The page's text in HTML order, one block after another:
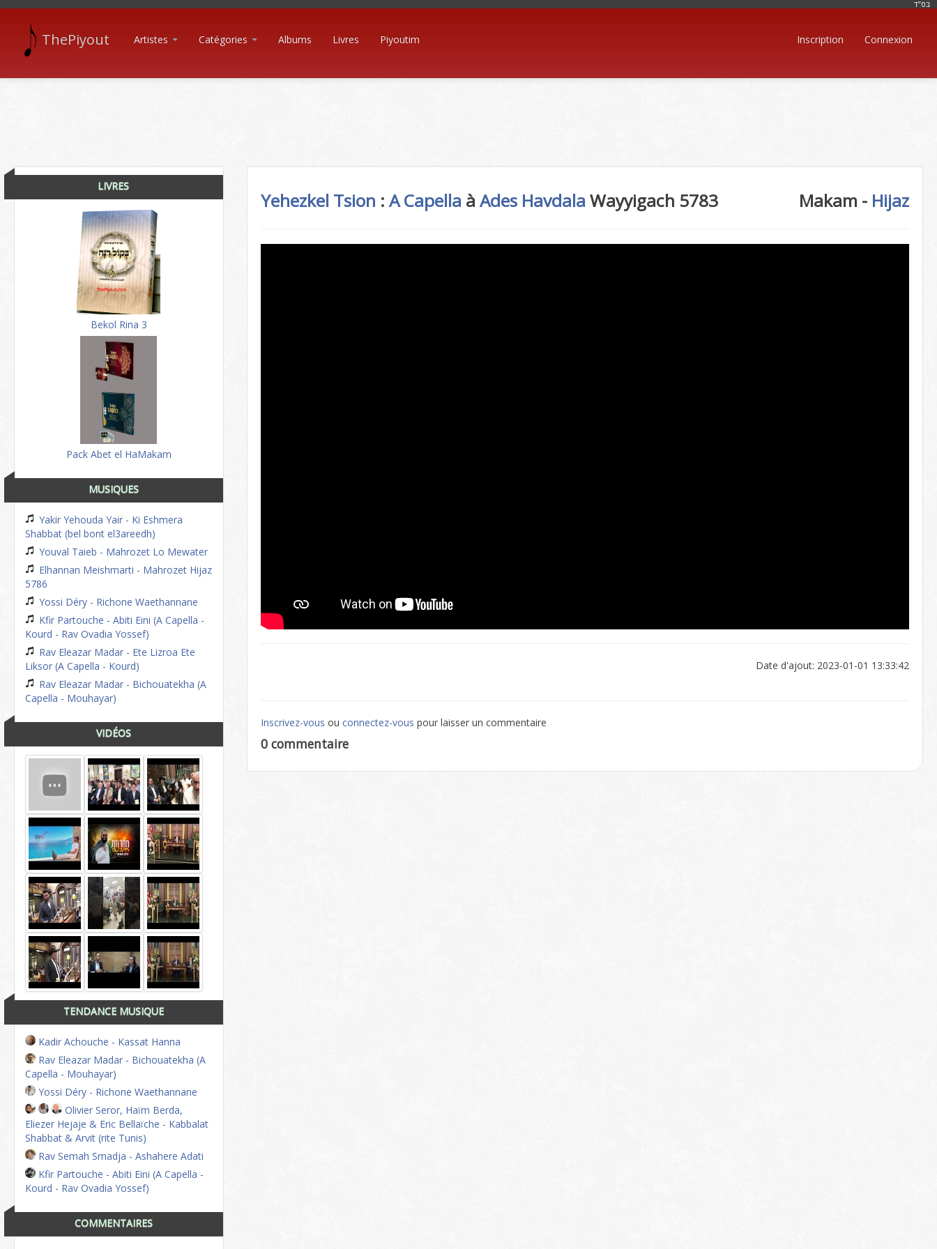
בּס"ד
ThePiyout Artistes Catégories Albums Livres Piyoutim Inscription Connexion
LIVRES
Bekol Rina 3
Pack Abet el HaMakam
MUSIQUES
Yakir Yehouda Yair - Ki Eshmera
Shabbat (bel bont el3areedh)
Youval Taieb - Mahrozet Lo Mewater
Elhannan Meishmarti - Mahrozet Hijaz
5786
Yossi Déry - Richone Waethannane
Kfir Partouche - Abiti Eini (A Capella -
Kourd - Rav Ovadia Yossef)
Rav Eleazar Madar - Ete Lizroa Ete
Liksor (A Capella - Kourd)
Rav Eleazar Madar - Bichouatekha (A
Capella - Mouhayar)
VIDÉOS
TENDANCE MUSIQUE
Kadir Achouche - Kassat Hanna
Rav Eleazar Madar - Bichouatekha (A
Capella - Mouhayar)
Yossi Déry - Richone Waethannane
Olivier Seror, Haïm Berda,
Eliezer Hejaje & Eric Bellaïche - Kabbalat
Shabbat & Arvit (rite Tunis)
Rav Semah Smadja - Ashahere Adati
Kfir Partouche - Abiti Eini (A Capella -
Kourd - Rav Ovadia Yossef)
COMMENTAIRES
Yehezkel Tsion :A Capella àAdes Havdala Makam - Hijaz
Wayyigach 5783
Date d'ajout: 2023-01-01 13:33:42
Inscrivez-vous ouconnectez-vous pour laisser un commentaire
0 commentaire